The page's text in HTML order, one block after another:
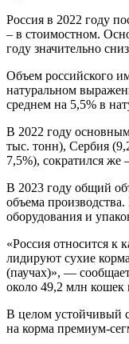
Россия в 2022 году
– в стоимостном.
году значительно
Объем российского
натуральном
среднем на 5,5% в
В 2022 году
тыс. тонн), Сербия
7,5%), сократился
В 2023 году общий
объема
оборудования и
«Россия относится к
лидируют сухие
(паучах)», —
около 49,2 млн кошек
В целом устойчивый
на корма премиум-